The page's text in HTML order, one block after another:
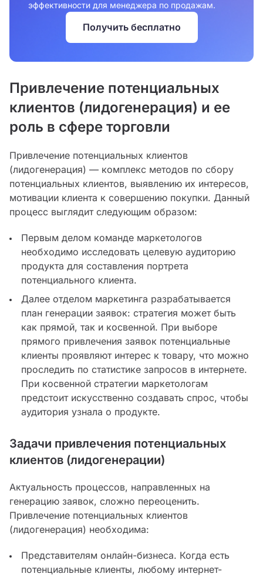
эффективности для менеджера по продажам.
Получить бесплатно
Привлечение потенциальных
клиентов (лидогенерация) и ее
роль в сфере торговли
Привлечение потенциальных клиентов
(лидогенерация) — комплекс методов по сбору
потенциальных клиентов, выявлению их интересов,
мотивации клиента к совершению покупки. Данный
процесс выглядит следующим образом:
Первым делом команде маркетологов
необходимо исследовать целевую аудиторию
продукта для составления портрета
потенциального клиента.
Далее отделом маркетинга разрабатывается
план генерации заявок: стратегия может быть
как прямой, так и косвенной. При выборе
прямого привлечения заявок потенциальные
клиенты проявляют интерес к товару, что можно
проследить по статистике запросов в интернете.
При косвенной стратегии маркетологам
предстоит искусственно создавать спрос, чтобы
аудитория узнала о продукте.
Задачи привлечения потенциальных
клиентов (лидогенерации)
Актуальность процессов, направленных на
генерацию заявок, сложно переоценить.
Привлечение потенциальных клиентов
(лидогенерация) необходима:
Представителям онлайн-бизнеса. Когда есть
потенциальные клиенты, любому интернет-